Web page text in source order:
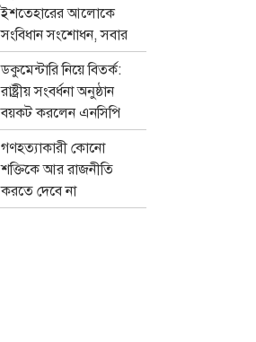
ইশতেহারের আলোকে
সংবিধান সংশোধন, সবার
মতামত নেবে বিশেষ কমিটি
ডকুমেন্টারি নিয়ে বিতর্ক:
রাষ্ট্রীয় সংবর্ধনা অনুষ্ঠান
বয়কট করলেন এনসিপি
নেতারা
গণহত্যাকারী কোনো
শক্তিকে আর রাজনীতি
করতে দেবে না
জনগণ:স্বরাষ্ট্রমন্ত্রী